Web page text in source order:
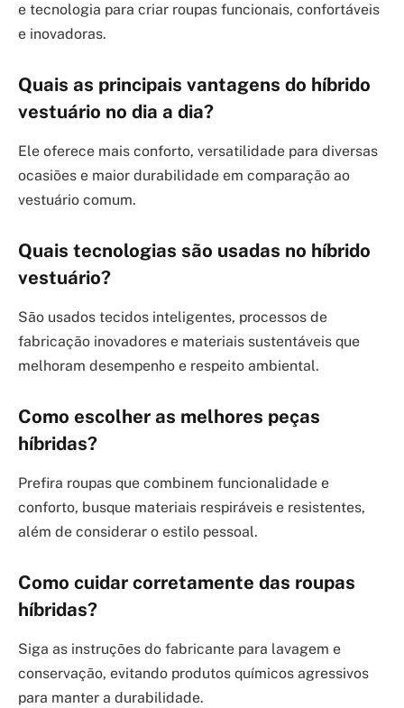
e tecnologia para criar roupas funcionais, confortáveis
e inovadoras.
Quais as principais vantagens do híbrido
vestuário no dia a dia?
Ele oferece mais conforto, versatilidade para diversas
ocasiões e maior durabilidade em comparação ao
vestuário comum.
Quais tecnologias são usadas no híbrido
vestuário?
São usados tecidos inteligentes, processos de
fabricação inovadores e materiais sustentáveis que
melhoram desempenho e respeito ambiental.
Como escolher as melhores peças
híbridas?
Prefira roupas que combinem funcionalidade e
conforto, busque materiais respiráveis e resistentes,
além de considerar o estilo pessoal.
Como cuidar corretamente das roupas
híbridas?
Siga as instruções do fabricante para lavagem e
conservação, evitando produtos químicos agressivos
para manter a durabilidade.